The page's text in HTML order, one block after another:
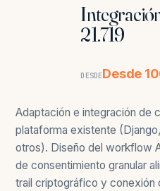
21.719
DESDEDesde
Adaptación e integración de
plataforma existente
otros). Diseño del workflow
de consentimiento granular
trail criptográfico y conexión